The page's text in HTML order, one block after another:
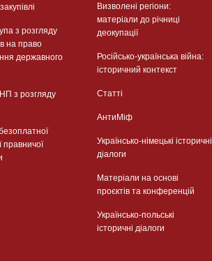
з розгляду
на право
державного
з розгляду
правничої
Визволені регіони:
матеріали до річниці
деокупації
Російсько-українська війна:
історичний контекст
Статті
АнтиМіф
Українсько-німецькі історичні
діалоги
Матеріали на основі
проєктів та конференцій
Українсько-польські
історичні діалоги